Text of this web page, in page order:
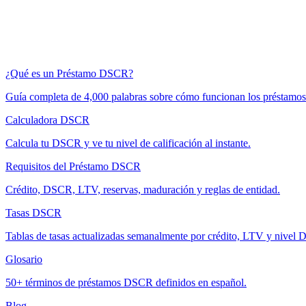
¿Qué es un Préstamo DSCR?
Guía completa de 4,000 palabras sobre cómo funcionan los
Calculadora DSCR
Calcula tu DSCR y ve tu nivel de calificación al instante.
Requisitos del Préstamo DSCR
Crédito, DSCR, LTV, reservas, maduración y reglas de entidad.
Tasas DSCR
Tablas de tasas actualizadas semanalmente por crédito, LTV y nivel
Glosario
50+ términos de préstamos DSCR definidos en español.